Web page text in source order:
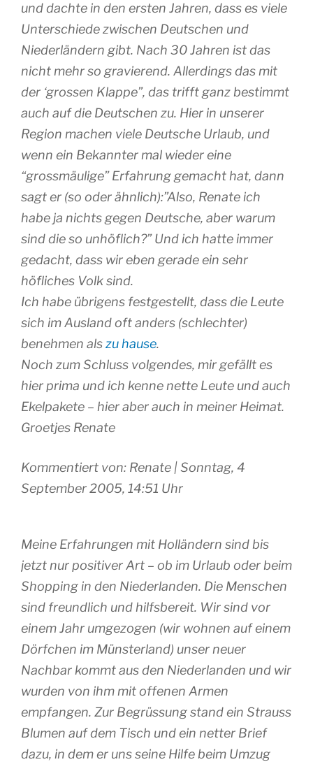
und dachte in den ersten Jahren, dass es viele
Unterschiede zwischen Deutschen und
Niederländern gibt. Nach 30 Jahren ist das
nicht mehr so gravierend. Allerdings das mit
der ‘grossen Klappe”, das trifft ganz bestimmt
auch auf die Deutschen zu. Hier in unserer
Region machen viele Deutsche Urlaub, und
wenn ein Bekannter mal wieder eine
“grossmäulige” Erfahrung gemacht hat, dann
sagt er (so oder ähnlich):”Also, Renate ich
habe ja nichts gegen Deutsche, aber warum
sind die so unhöflich?” Und ich hatte immer
gedacht, dass wir eben gerade ein sehr
höfliches Volk sind.
Ich habe übrigens festgestellt, dass die Leute
sich im Ausland oft anders (schlechter)
benehmen alszu hause.
Noch zum Schluss volgendes, mir gefällt es
hier prima und ich kenne nette Leute und auch
Ekelpakete – hier aber auch in meiner Heimat.
Groetjes Renate
Kommentiert von: Renate | Sonntag, 4
September 2005, 14:51 Uhr
Meine Erfahrungen mit Holländern sind bis
jetzt nur positiver Art – ob im Urlaub oder beim
Shopping in den Niederlanden. Die Menschen
sind freundlich und hilfsbereit. Wir sind vor
einem Jahr umgezogen (wir wohnen auf einem
Dörfchen im Münsterland) unser neuer
Nachbar kommt aus den Niederlanden und wir
wurden von ihm mit offenen Armen
empfangen. Zur Begrüssung stand ein Strauss
Blumen auf dem Tisch und ein netter Brief
dazu, in dem er uns seine Hilfe beim Umzug